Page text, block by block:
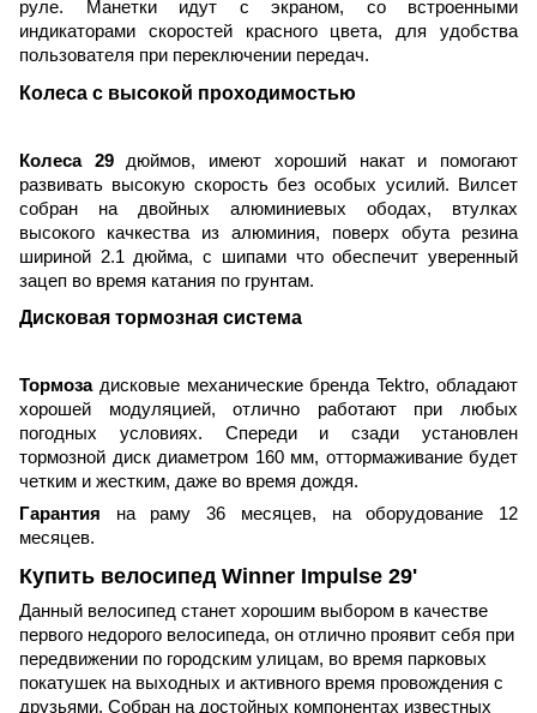
руле. Манетки идут с экраном, со встроенными
индикаторами скоростей красного цвета, для удобства
пользователя при переключении передач.
Колеса с высокой проходимостью
Колеса 29дюймов, имеют хороший накат и помогают
развивать высокую скорость без особых усилий. Вилсет
собран на двойных алюминиевых ободах, втулках
высокого качкества из алюминия, поверх обута резина
шириной 2.1 дюйма, с шипами что обеспечит уверенный
зацеп во время катания по грунтам.
Дисковая тормозная система
Тормозадисковые механические брендаTektro, обладают
хорошей модуляцией, отлично работают при любых
погодных условиях. Спереди и сзади установлен
тормозной диск диаметром 160 мм, оттормаживание будет
четким и жестким, даже во время дождя.
Гарантия на раму 36 месяцев, на оборудование 12
месяцев.
Купить велосипед Winner Impulse 29'
Данный велосипед станет хорошим выбором в качестве
первого недорого велосипеда, он отлично проявит себя при
передвижении по городским улицам, во время парковых
покатушек на выходных и активного время провождения с
друзьями. Собран на достойных компонентах известных